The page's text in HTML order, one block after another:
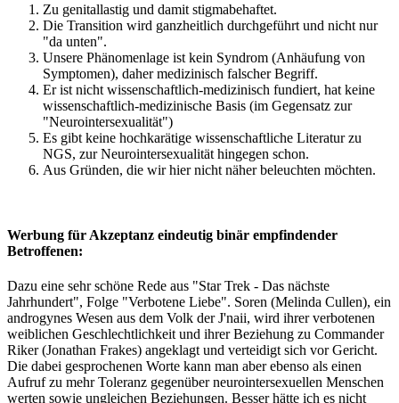
Zu genitallastig und damit stigmabehaftet.
Die Transition wird ganzheitlich durchgeführt und nicht nur
"da unten".
Unsere Phänomenlage ist kein Syndrom (Anhäufung von
Symptomen), daher medizinisch falscher Begriff.
Er ist nicht wissenschaftlich-medizinisch fundiert, hat keine
wissenschaftlich-medizinische Basis (im Gegensatz zur
"Neurointersexualität")
Es gibt keine hochkarätige wissenschaftliche Literatur zu
NGS, zur Neurointersexualität hingegen schon.
Aus Gründen, die wir hier nicht näher beleuchten möchten.
Werbung für Akzeptanz eindeutig binär empfindender
Betroffenen:
Dazu eine sehr schöne Rede aus "Star Trek - Das nächste
Jahrhundert", Folge "Verbotene Liebe". Soren (Melinda Cullen), ein
androgynes Wesen aus dem Volk der J'naii, wird ihrer verbotenen
weiblichen Geschlechtlichkeit und ihrer Beziehung zu Commander
Riker (Jonathan Frakes) angeklagt und verteidigt sich vor Gericht.
Die dabei gesprochenen Worte kann man aber ebenso als einen
Aufruf zu mehr Toleranz gegenüber neurointersexuellen Menschen
werten sowie ungleichen Beziehungen. Besser hätte ich es nicht